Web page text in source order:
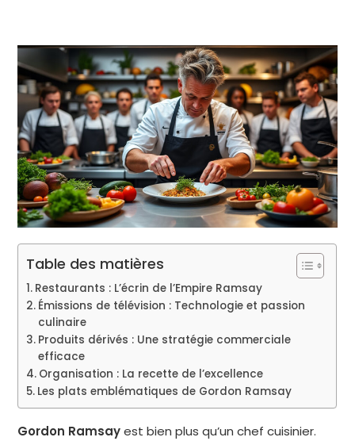
Table des matières
Restaurants : L’écrin de l’Empire Ramsay
Émissions de télévision : Technologie et passion
culinaire
Produits dérivés : Une stratégie commerciale
efficace
Organisation : La recette de l’excellence
Les plats emblématiques de Gordon Ramsay
Gordon Ramsayest bien plus qu’un chef cuisinier.